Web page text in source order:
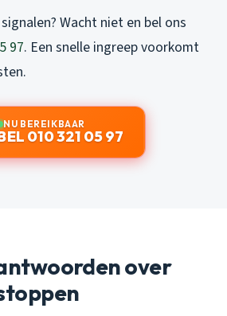
Wacht niet en bel ons
97. Een snelle ingreep voorkomt
NU BEREIKBAAR
010 321 05 97
over